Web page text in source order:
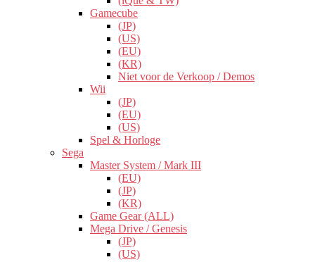
Gamecube
(JP)
(US)
(EU)
(KR)
Niet voor de Verkoop / Demos
Wii
(JP)
(EU)
(US)
Spel & Horloge
Sega
Master System / Mark III
(EU)
(JP)
(KR)
Game Gear (ALL)
Mega Drive / Genesis
(JP)
(US)